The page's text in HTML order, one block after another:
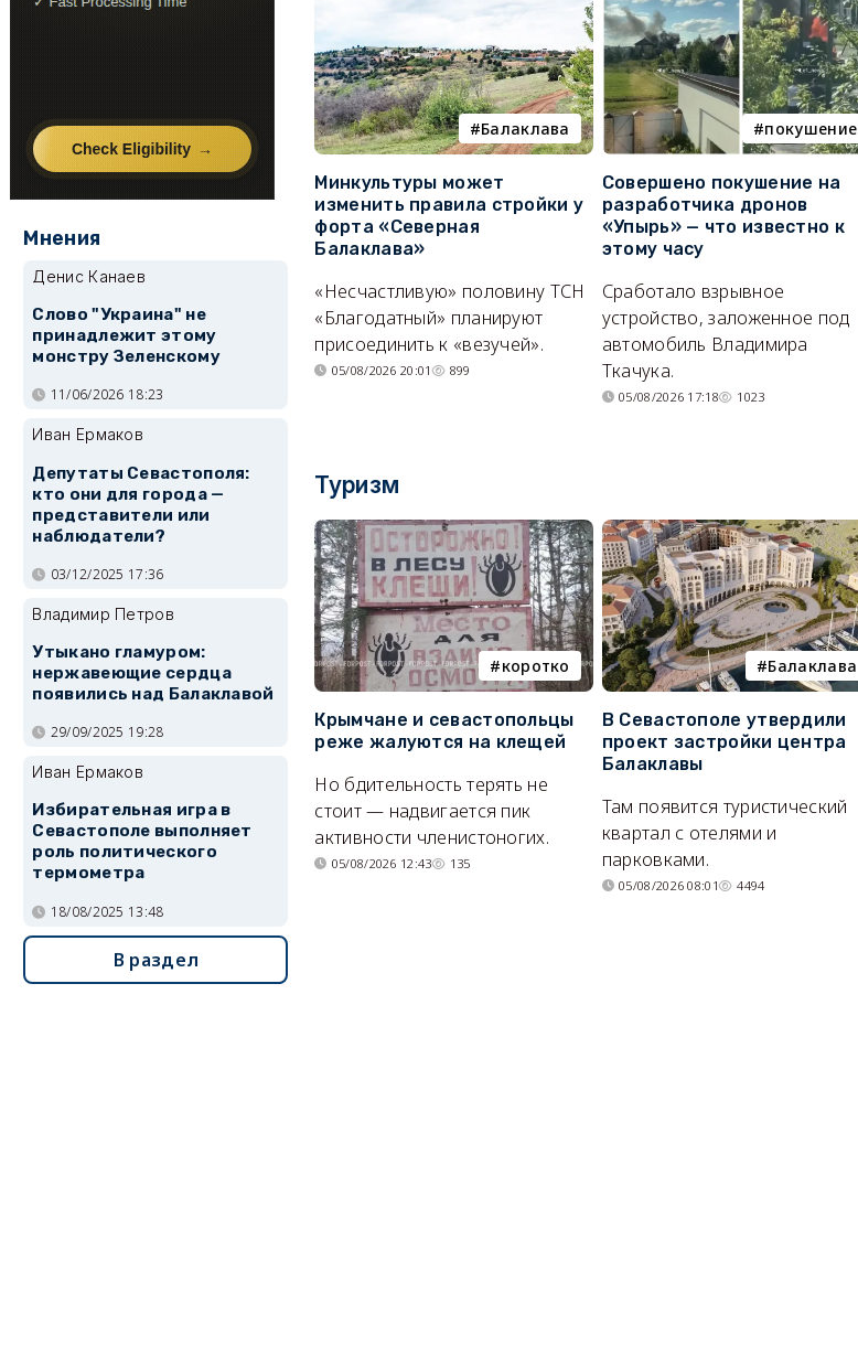
Балаклава
Минкультуры может
изменить правила стройки у
форта «Северная
Балаклава»
«Несчастливую» половину ТСН
«Благодатный» планируют
присоединить к «везучей».
05/08/2026 20:01 899
покушение
Совершено покушение на
разработчика дронов
«Упырь» — что известно к
этому часу
Сработало взрывное
устройство, заложенное под
автомобиль Владимира
Ткачука.
05/08/2026 17:18 1023
Туризм
коротко
Крымчане и севастопольцы
реже жалуются на клещей
Но бдительность терять не
стоит — надвигается пик
активности членистоногих.
05/08/2026 12:43 135
Балаклава
В Севастополе утвердили
проект застройки центра
Балаклавы
Там появится туристический
квартал с отелями и
парковками.
05/08/2026 08:01 4494
Мнения
Денис Канаев
Слово "Украина" не
принадлежит этому
монстру Зеленскому
11/06/2026 18:23
Иван Ермаков
Депутаты Севастополя:
кто они для города —
представители или
наблюдатели?
03/12/2025 17:36
Владимир Петров
Утыкано гламуром:
нержавеющие сердца
появились над Балаклавой
29/09/2025 19:28
Иван Ермаков
Избирательная игра в
Севастополе выполняет
роль политического
термометра
18/08/2025 13:48
В раздел